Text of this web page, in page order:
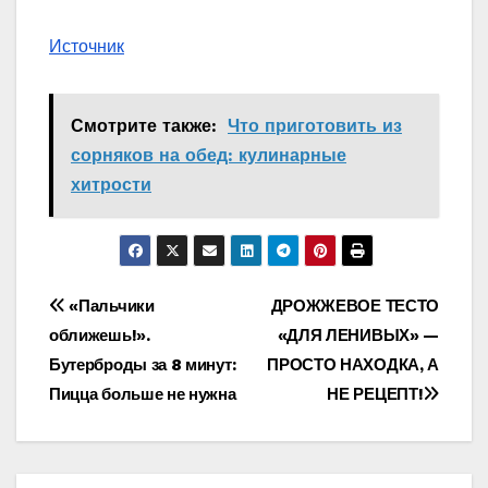
Источник
Смотрите также: Что приготовить из
сорняков на обед: кулинарные
хитрости
Навигация
по
записям
ДРОЖЖЕВОЕ ТЕСТО
«ДЛЯ ЛЕНИВЫХ» —
ПРОСТО НАХОДКА, А
НЕ РЕЦЕПТ!
«Пальчики
оближешь!».
Бутерброды за 8 минут:
Пицца больше не нужна